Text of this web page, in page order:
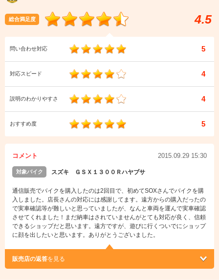
総合満足度 4.5
問い合わせ対応 5
対応スピード 4
説明のわかりやすさ 4
おすすめ度 5
コメント 2015.09.29 15:30
対象バイク スズキ ＧＳＸ１３００Ｒハヤブサ
通信販売でバイクを購入したのは2回目で、初めてSOXさんでバイクを購
入しました。店長さんの対応には感謝してます。遠方からの購入だったの
で実車確認等が難しいと思っていましたが、なんと車両を運んで実車確認
させてくれました！まだ納車はされていませんがとても対応が良く、信頼
できるショップだと思います。遠方ですが、遊びに行くついでにショップ
に顔を出したいと思います。ありがとうございました。
販売店の返答を見る